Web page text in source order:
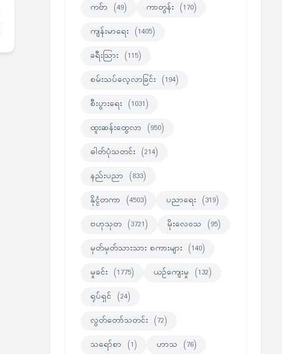
ကဗ်ာ (49) ကာတွန်း (170)
ကျန်းမာရေး (1405)
ခရီးသြား (115)
စမ်းသပ်လေ့လာခြင်း (194)
စီးပွားရေး (1031)
ထူးဆန်းထွေလာ (950)
ဓါတ်ပုံသတင်း (214)
နည်းပညာ (833)
နိုင္ငံတကာ (4503) ပညာရေး (319)
ဗဟုသုတ (3721) မိုးလေဝသ (95)
မှတ်မှတ်သားသား စကားများ (140)
မှုခင်း (1775) ယဉ်ကျေးမှု (132)
ရုပ်ရှင် (24)
လွတ်တော်သတင်း (72)
သရော်စာ (1) ဟာသ (76)